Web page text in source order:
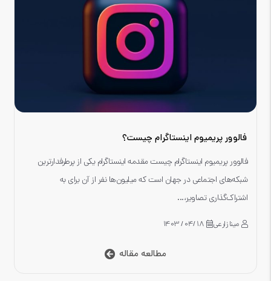
فالوور پریمیوم اینستاگرام چیست؟
فالوور پریمیوم اینستاگرام چیست مقدمه اینستاگرام یکی از پرطرفدارترین
شبکه‌های اجتماعی در جهان است که میلیون‌ها نفر از آن برای به
اشتراک‌گذاری تصاویر،...
مینا زارعی 18 /04 / 1403
مطالعه مقاله